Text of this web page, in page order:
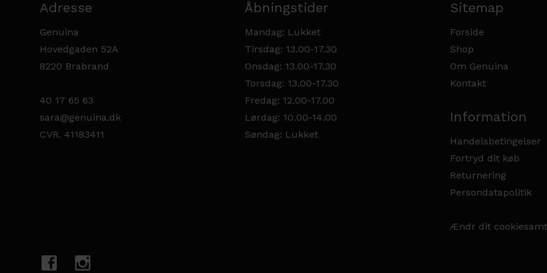
Adresse
Genuina
Hovedgaden 52A
8220 Brabrand
40 17 65 63
sara@genuina.dk
CVR. 41183411
Åbningstider
Mandag: Lukket
Tirsdag: 13.00-17.30
Onsdag: 13.00-17.30
Torsdag: 13.00-17.30
Fredag: 12.00-17.00
Lørdag: 10.00-14.00
Søndag: Lukket
Sitemap
Forside
Shop
Om Genuina
Kontakt
Information
Handelsbetingelser
Fortryd dit køb
Returnering
Persondatapolitik
Ændr dit